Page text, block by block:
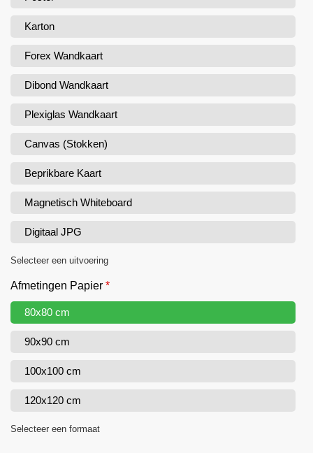
Karton
Forex Wandkaart
Dibond Wandkaart
Plexiglas Wandkaart
Canvas (Stokken)
Beprikbare Kaart
Magnetisch Whiteboard
Digitaal JPG
Selecteer een uitvoering
Afmetingen Papier *
80x80 cm
90x90 cm
100x100 cm
120x120 cm
Selecteer een formaat